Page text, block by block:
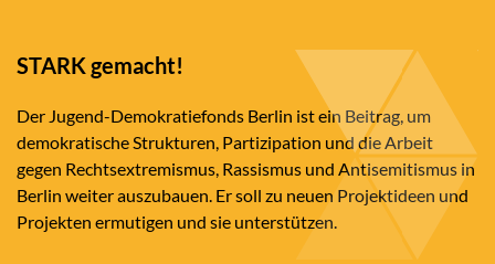
STARK gemacht!
Der Jugend-Demokratiefonds Berlin ist ein Beitrag, um
demokratische Strukturen, Partizipation und die Arbeit
gegen Rechtsextremismus, Rassismus und Antisemitismus in
Berlin weiter auszubauen. Er soll zu neuen Projektideen und
Projekten ermutigen und sie unterstützen.